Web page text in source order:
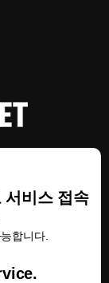
서비스 접속
합니다.